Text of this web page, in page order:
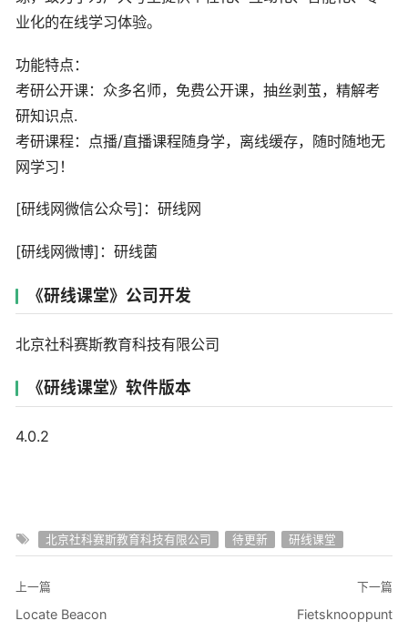
业化的在线学习体验。
功能特点：
考研公开课：众多名师，免费公开课，抽丝剥茧，精解考
研知识点.
考研课程：点播/直播课程随身学，离线缓存，随时随地无
网学习！
[研线网微信公众号]：研线网
[研线网微博]：研线菌
《研线课堂》公司开发
北京社科赛斯教育科技有限公司
《研线课堂》软件版本
4.0.2
北京社科赛斯教育科技有限公司 待更新 研线课堂
上一篇
Locate Beacon
下一篇
Fietsknooppunt